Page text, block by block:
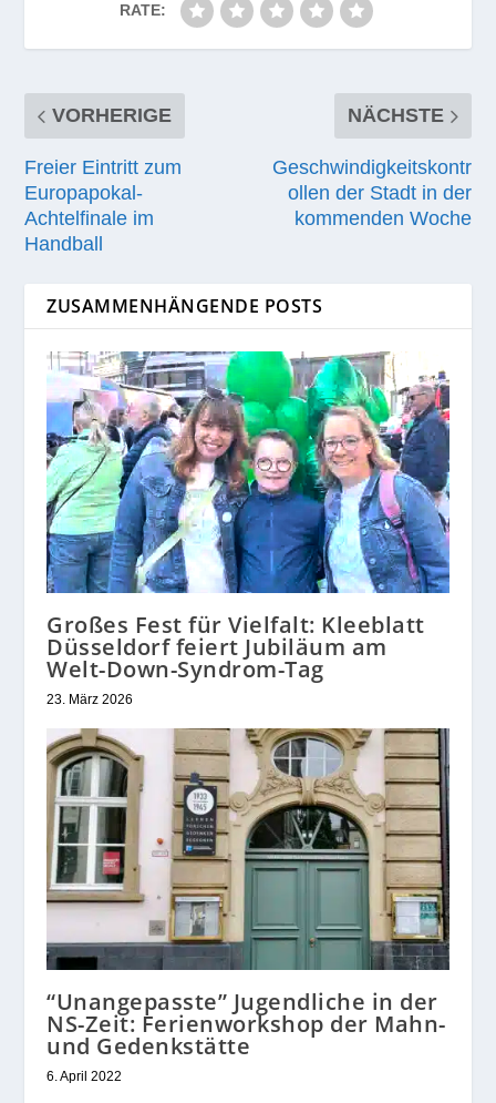
RATE:
VORHERIGE
Freier Eintritt zum
Europapokal-
Achtelfinale im
Handball
NÄCHSTE
Geschwindigkeitskontr
ollen der Stadt in der
kommenden Woche
ZUSAMMENHÄNGENDE POSTS
Großes Fest für Vielfalt: Kleeblatt
Düsseldorf feiert Jubiläum am
Welt-Down-Syndrom-Tag
23. März 2026
“Unangepasste” Jugendliche in der
NS-Zeit: Ferienworkshop der Mahn-
und Gedenkstätte
6. April 2022